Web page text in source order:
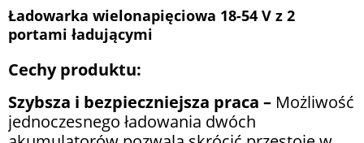
Ładowarka wielonapięciowa 18-54 V z 2
portami ładującymi
Cechy produktu:
Szybsza i bezpieczniejsza praca – Możliwość
jednoczesnego ładowania dwóch